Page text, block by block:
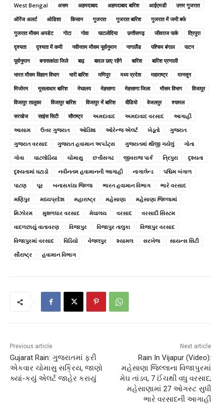
West Bengal
असम अहमदाबाद अहमदाबाद बारिश आईएमडी
उत्तर गुजरात
ऑरेंज अलर्ट
ओडिशा किसान गुजरात गुजरात बारिश
गुजरात में जमी बर्फ
गुजरात मौसम अपडेट
गोटा गोवा घाटलोदिया छत्तीसगढ़ जीवराज पार्क
त्रिपुरा
दृश्यता
दृश्यता में कमी नवीनतम मौसम पूर्वानुमान नागालैंड पश्चिम बंगाल
पाटन
पूर्वानुमान
बनासकांठा जिले बाढ़ बादल छाए रहेंगे बारिश
बारिश प्रणाली
भारत मौसम विज्ञान विभाग
भारी बारिश मणिपुर मध्य प्रदेश महाराष्ट्र
मानसून
मिजोरम
मूसलाधार बारिश मेघालय मेहसाणा मेहसाणा जिला मौसम विभाग
विजापुर
विजापुर तालुका
विजापुर बारिश विजापुर में बारिश वीडियो वेजलपुर
श्यामल
सरखेज
साइंस सिटी सौराष्ट्र અમદાવાદ અમદાવાદ વરસાદ
આગાહી
આસામ
ઉત્તર ગુજરાત ઓડિશા ઓરેન્જ એલર્ટ ખેડૂતો
ગુજરાત
ગુજરાત વરસાદ
ગુજરાત હવામાન અપડેટ્સ ગુજરાતમાં થીજી ગયેલું
ગોતા
ગોવા
ઘાટલોડિયા ચોમાસુ છત્તીસગઢ જીવરાજ પાર્ક ત્રિપુરા
દૃશ્યતા
દૃશ્યતામાં ઘટાડો
નવીનતમ હવામાનની આગાહી નાગાલેન્ડ
પશ્ચિમ બંગાળ
પાટણ
પૂર બનાસકાંઠા જિલ્લા ભારત હવામાન વિભાગ
ભારે વરસાદ
મણિપુર
મધ્યપ્રદેશ મહારાષ્ટ્ર મહેસાણા
મહેસાણા જિલ્લામાં
મિઝોરમ
મુશળધાર વરસાદ મેઘાલય વરસાદ
વરસાદી સિસ્ટમ
વાદળછાયું વાતાવરણ
વિજાપુર વિજાપુર તાલુકા
વિજાપુર વરસાદ
વિજાપુરમાં વરસાદ
વિડિયો વેજલપુર શ્યામલ સરખેજ
સાયન્સ સિટી
સૌરાષ્ટ્ર
હવામાન વિભાગ
Previous article
Gujarat Rain: ગુજરાતમાં ફરી
એકવાર ચોમાસુ સક્રિય, જાણો
ક્યાં-કયું એલર્ટ જાહેર કરાયું
Next article
Rain In Vijapur (Video):
મહેસાણા જિલ્લાના વિજાપુરમાં
મેઘ તાંડવ, 7 ઈંચથી વધુ વરસાદ;
મહેસાણામાં 27 ઓગસ્ટ સુધી
ભારે વરસાદની આગાહી